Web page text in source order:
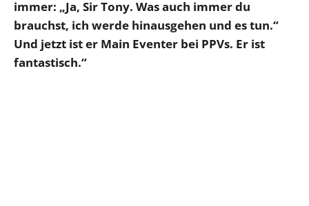
immer: „Ja, Sir Tony. Was auch immer du
brauchst, ich werde hinausgehen und es tun.“
Und jetzt ist er Main Eventer bei PPVs. Er ist
fantastisch.“